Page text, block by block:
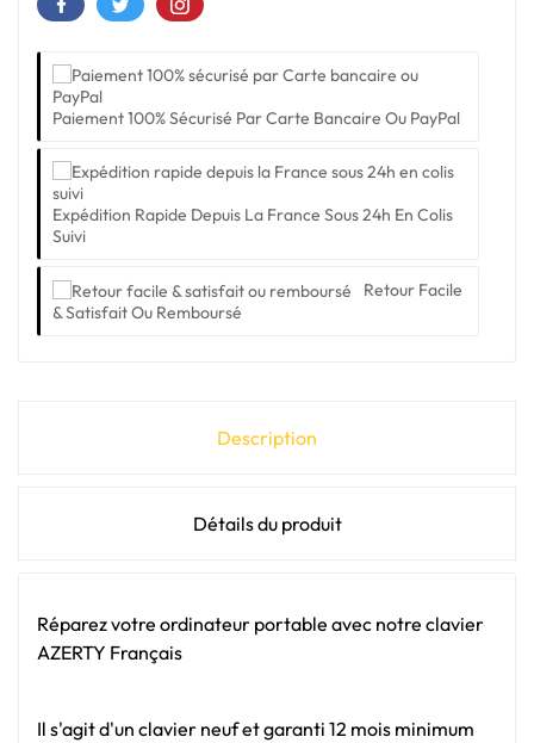
Paiement 100% Sécurisé Par Carte Bancaire Ou PayPal
Expédition Rapide Depuis La France Sous 24h En Colis
Suivi
Retour Facile
& Satisfait Ou Remboursé
Description
Détails du produit
Réparez votre ordinateur portable avec notre clavier
AZERTY Français
Il s'agit d'un clavier neuf et garanti 12 mois minimum